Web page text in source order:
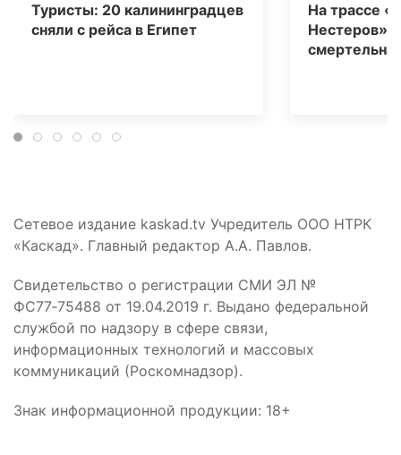
Туристы: 20 калининградцев
сняли с рейса в Египет
На трассе
Нестеров»
Сетевое издание kaskad.tv Учредитель ООО НТРК
«Каскад». Главный редактор А.А. Павлов.
Свидетельство о регистрации СМИ ЭЛ №
ФС77‑75488 от 19.04.2019 г. Выдано федеральной
службой по надзору в сфере связи,
информационных технологий и массовых
коммуникаций (Роскомнадзор).
Знак информационной продукции: 18+